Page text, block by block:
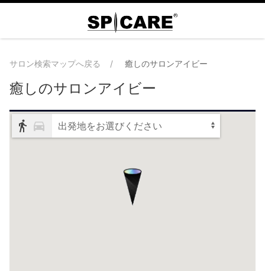
サロン検索マップへ戻る 癒しのサロンアイビー
癒しのサロンアイビー
出発地をお選びください